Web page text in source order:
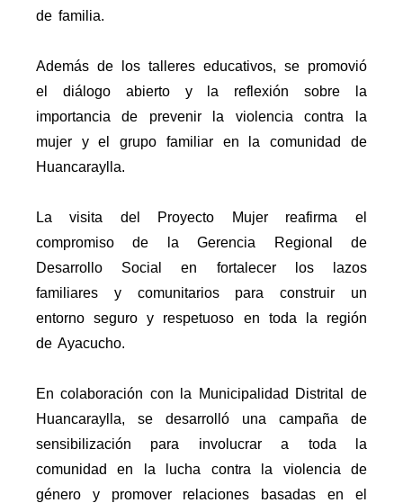
de familia.
Además de los talleres educativos, se promovió
el diálogo abierto y la reflexión sobre la
importancia de prevenir la violencia contra la
mujer y el grupo familiar en la comunidad de
Huancaraylla.
La visita del Proyecto Mujer reafirma el
compromiso de la Gerencia Regional de
Desarrollo Social en fortalecer los lazos
familiares y comunitarios para construir un
entorno seguro y respetuoso en toda la región
de Ayacucho.
En colaboración con la Municipalidad Distrital de
Huancaraylla, se desarrolló una campaña de
sensibilización para involucrar a toda la
comunidad en la lucha contra la violencia de
género y promover relaciones basadas en el